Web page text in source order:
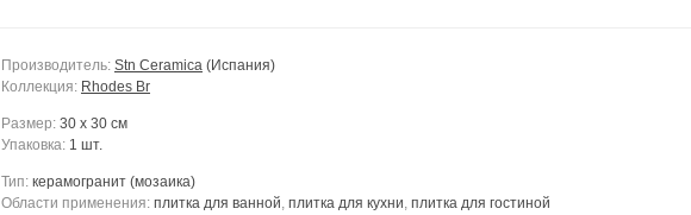
Производитель: Stn Ceramica (Испания)
Коллекция: Rhodes Br
Размер: 30 x 30 см
Упаковка: 1 шт.
Тип: керамогранит (мозаика)
Области применения: плитка для ванной, плитка для кухни, плитка для гостиной